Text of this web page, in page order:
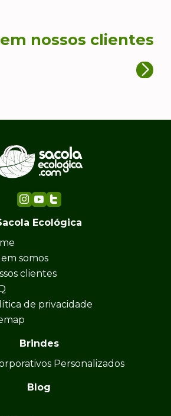
nossos clientes
Ecológica
somos
clientes
de privacidade
Brindes
Personalizados
Blog